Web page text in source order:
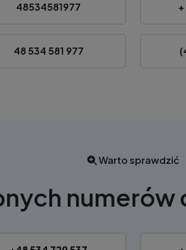
48534581977
48 534 581 977
Warto sprawdzić
numerów